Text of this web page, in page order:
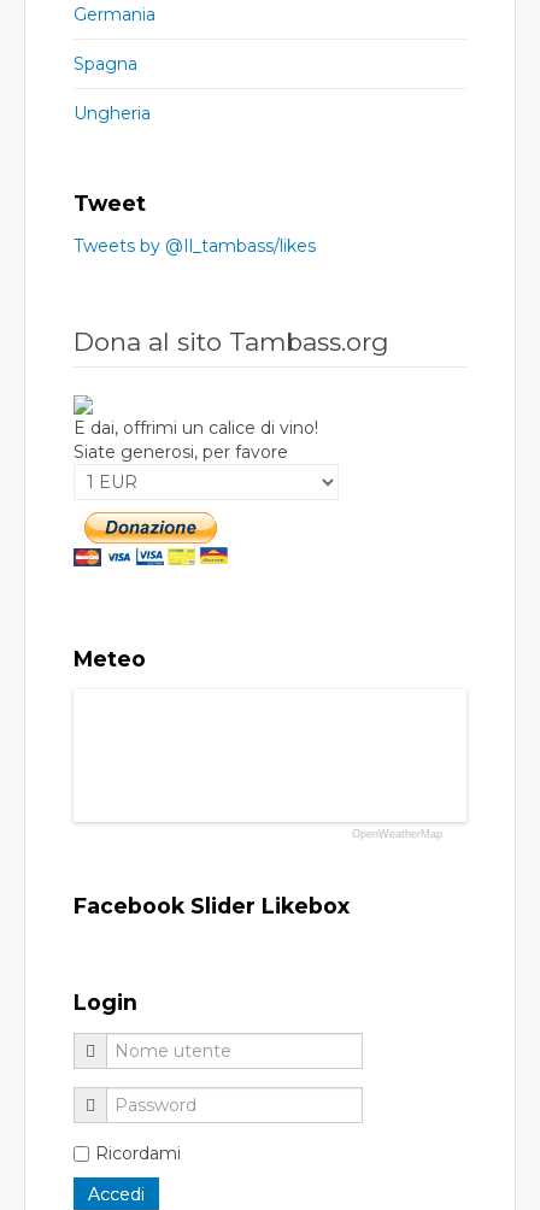
Germania
Spagna
Ungheria
Tweet
Tweets by @Il_tambass/likes
Dona al sito Tambass.org
E dai, offrimi un calice di vino!
Siate generosi, per favore
Meteo
OpenWeatherMap
Facebook Slider Likebox
Login
Ricordami